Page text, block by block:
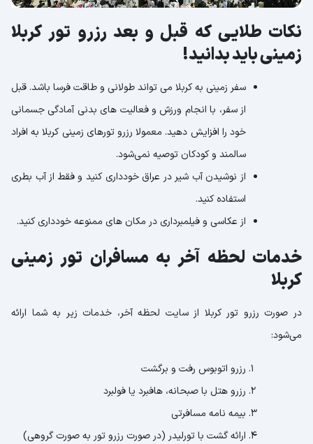
نکات طلایی که قبل و بعد رزرو تور کربلا
زمینی باید بدانید!
سفر زمینی به کربلا می تواند طولانی و طاقت فرسا باشد. قبل
از سفر، با انجام ورزش و فعالیت های بدنی آمادگی جسمانی
خود را افزایش دهید. معمولا رزرو تورهای زمینی کربلا به افراد
سالمند و کودکان توصیه نمی‌شود.
از نوشیدن آب شیر در عراق خودداری کنید و فقط از آب بطری
استفاده کنید.
از عکاسی و فیلمبرداری در مکان های ممنوعه خودداری کنید.
خدمات لحظه آخر به مسافران تور زمینی
کربلا
در صورت رزرو تور کربلا از سایت لحظه آخر، خدمات زیر به شما ارائه
می‌شود:
رزرو اتوبوس رفت و برگشت
رزرو هتل با صبحانه، هافبرد یا فولبرد
بیمه نامه مسافرتی
ارائه گشت با تورلیدر (در صورت رزرو تور به صورت گروهی)